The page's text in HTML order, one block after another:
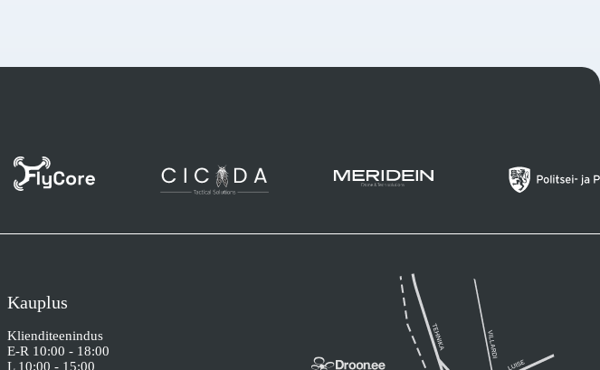
Kauplus
Klienditeenindus
E-R 10:00 - 18:00
L 10:00 - 15:00